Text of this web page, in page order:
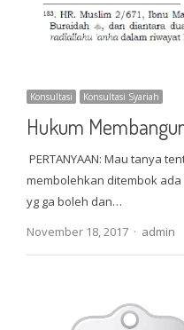
Konsultasi Konsultasi Syariah
Hukum
PERTANYAAN: Mau tanya
membolehkan ditembok
yg ga boleh dan…
November 18, 2017
Author
admin